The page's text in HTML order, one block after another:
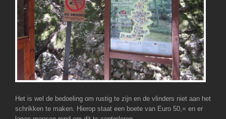
Het is wel de bedoeling om rustig te zijn en de vlinders niet aan het
schrikken te maken. Hierop staat een boete van Euro 50,= en er